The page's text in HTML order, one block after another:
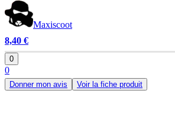
Maxiscoot
8,40 €
0
0
Donner mon avis Voir la fiche produit